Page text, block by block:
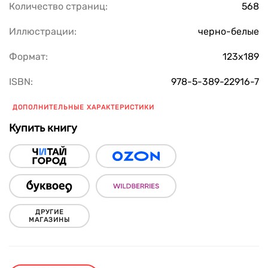
Количество страниц: 568
Иллюстрации: черно-белые
Формат: 123х189
ISBN: 978-5-389-22916-7
ДОПОЛНИТЕЛЬНЫЕ ХАРАКТЕРИСТИКИ
Купить книгу
ДРУГИЕ
МАГАЗИНЫ